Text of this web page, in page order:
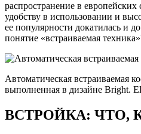
распространение в европейских
удобству в использовании и
ее популярности докатилась и
понятие «встраиваемая
Автоматическая встраиваемая
выполненная в дизайне Bright.
ВСТРОЙКА: ЧТО,